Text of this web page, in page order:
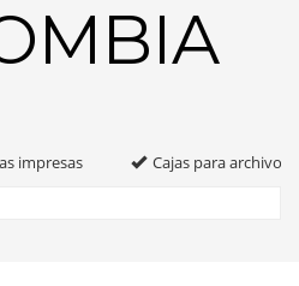
impresas Cajas para archivo